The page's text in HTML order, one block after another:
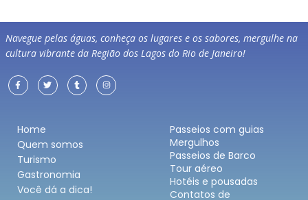
Navegue pelas águas, conheça os lugares e os sabores, mergulhe na
cultura vibrante da Região dos Lagos do Rio de Janeiro!
Home
Quem somos
Turismo
Gastronomia
Você dá a dica!
Passeios com guias
Mergulhos
Passeios de Barco
Tour aéreo
Hotéis e pousadas
Contatos de